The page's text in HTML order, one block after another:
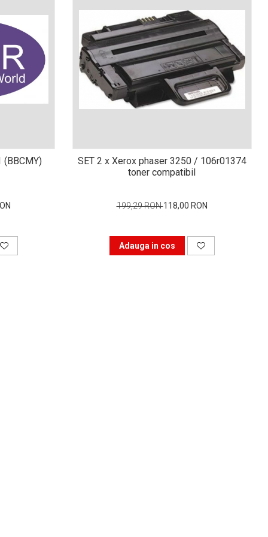
SET 2 x Xerox phaser 3250 / 106r01374
toner compatibil
199,29 RON118,00 RON
Adauga in cos